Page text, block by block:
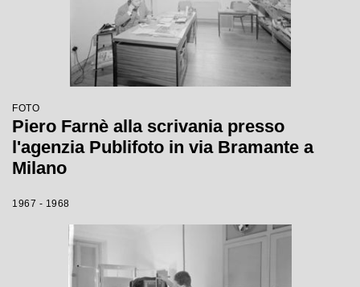
FOTO
Piero Farnè alla scrivania presso
l'agenzia Publifoto in via Bramante a
Milano
1967 - 1968